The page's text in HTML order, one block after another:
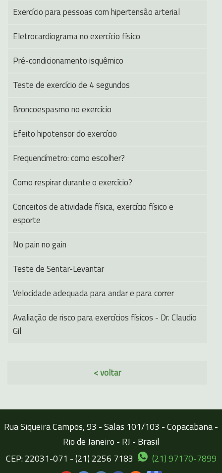
Exercício para pessoas com hipertensão arterial
Eletrocardiograma no exercício físico
Pré-condicionamento isquêmico
Teste de exercício de 4 segundos
Broncoespasmo no exercício
Efeito hipotensor do exercício
Frequencímetro: como escolher?
Como respirar durante o exercício?
Conceitos de atividade física, exercício físico e
esporte
No pain no gain
Teste de Sentar-Levantar
Velocidade adequada para andar e para correr
Avaliação de risco para exercícios físicos - Dr. Claudio
Gil
< voltar
Rua Siqueira Campos, 93 - Salas 101/103 - Copacabana -
Rio de Janeiro - RJ - Brasil
CEP: 22031-071 - (21) 2256 7183
(21) 97170-7899